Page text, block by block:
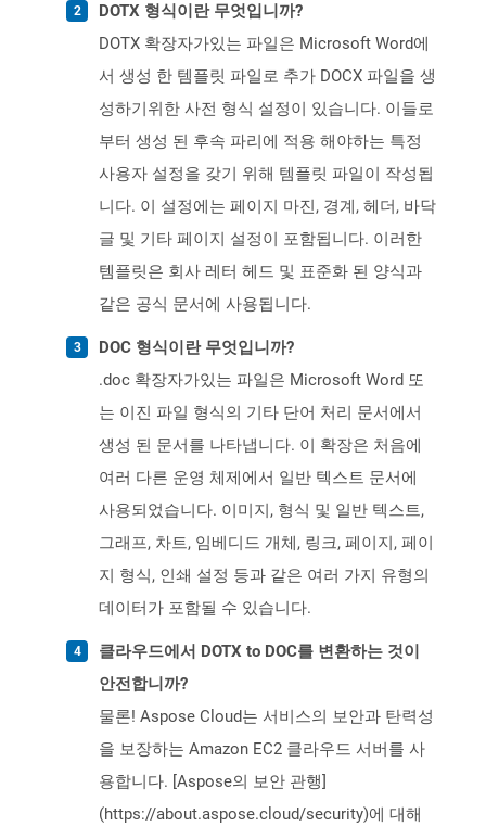
DOTX 형식이란 무엇입니까?
DOTX 확장자가있는 파일은 Microsoft Word에
서 생성 한 템플릿 파일로 추가 DOCX 파일을 생
성하기위한 사전 형식 설정이 있습니다. 이들로
부터 생성 된 후속 파리에 적용 해야하는 특정
사용자 설정을 갖기 위해 템플릿 파일이 작성됩
니다. 이 설정에는 페이지 마진, 경계, 헤더, 바닥
글 및 기타 페이지 설정이 포함됩니다. 이러한
템플릿은 회사 레터 헤드 및 표준화 된 양식과
같은 공식 문서에 사용됩니다.
DOC 형식이란 무엇입니까?
.doc 확장자가있는 파일은 Microsoft Word 또
는 이진 파일 형식의 기타 단어 처리 문서에서
생성 된 문서를 나타냅니다. 이 확장은 처음에
여러 다른 운영 체제에서 일반 텍스트 문서에
사용되었습니다. 이미지, 형식 및 일반 텍스트,
그래프, 차트, 임베디드 개체, 링크, 페이지, 페이
지 형식, 인쇄 설정 등과 같은 여러 가지 유형의
데이터가 포함될 수 있습니다.
클라우드에서 DOTX to DOC를 변환하는 것이
안전합니까?
물론! Aspose Cloud는 서비스의 보안과 탄력성
을 보장하는 Amazon EC2 클라우드 서버를 사
용합니다. [Aspose의 보안 관행]
(https://about.aspose.cloud/security)에 대해